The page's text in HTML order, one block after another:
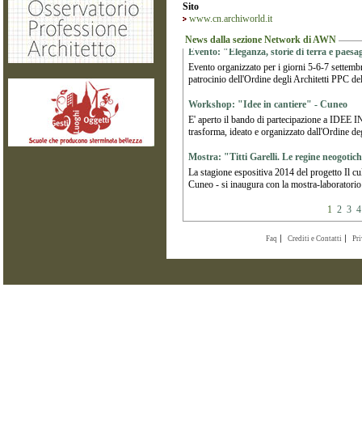
Sito
www.cn.archiworld.it
News dalla sezione Network di AWN
Evento: "Eleganza, storie di terra e
Evento organizzato per i giorni 5-6-7
patrocinio dell'Ordine degli Architetti PPC
Workshop: "Idee in cantiere" - Cuneo
E' aperto il bando di partecipazione a IDEE
trasforma, ideato e organizzato dall'Ordine
Mostra: "Titti Garelli. Le regine
La stagione espositiva 2014 del progetto Il
Cuneo - si inaugura con la mostra-
1 2 3 4
Faq Crediti e Contatti